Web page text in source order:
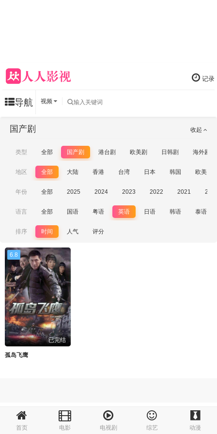
记录
导航 视频
首页 电影 电视剧 综艺 动漫
收起
国产剧
类型 全部 国产剧 港台剧 欧美剧 日韩剧 海外剧
地区 全部 大陆 香港 台湾 日本 韩国 欧美
年份 全部 2025 2024 2023 2022 2021
语言 全部 国语 粤语 英语 日语 韩语 泰语
排序 时间 人气 评分
6.8
已完结
孤岛飞鹰